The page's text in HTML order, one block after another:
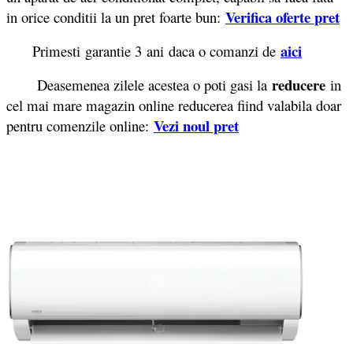
in orice conditii la un pret foarte bun: Verifica ofertepret
Primesti garantie 3 ani daca o comanzi de aici
Deasemenea zilele acestea o poti gasi la reducere in
cel mai mare magazin online reducerea fiind valabila doar
pentru comenzile online: Vezi noul pret